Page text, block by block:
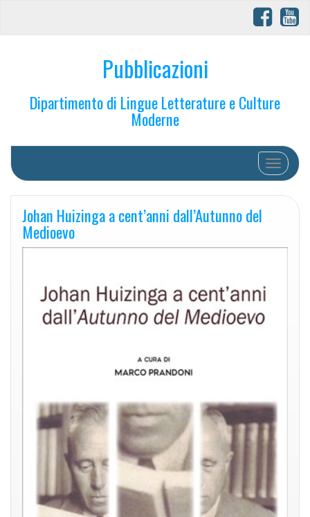
Pubblicazioni
Dipartimento di Lingue Letterature e Culture
Moderne
Toggle
Johan Huizinga a cent’anni dall’Autunno del
Medioevo